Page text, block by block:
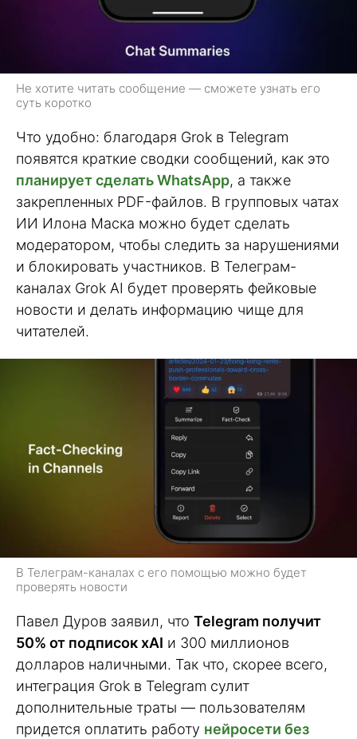
Не хотите читать сообщение — сможете узнать его
суть коротко
Что удобно: благодаря Grok в Telegram
появятся краткие сводки сообщений, как это
планирует сделать WhatsApp, а также
закрепленных PDF-файлов. В групповых чатах
ИИ Илона Маска можно будет сделать
модератором, чтобы следить за нарушениями
и блокировать участников. В Телеграм-
каналах Grok AI будет проверять фейковые
новости и делать информацию чище для
читателей.
В Телеграм-каналах с его помощью можно будет
проверять новости
Павел Дуров заявил, что Telegram получит
50% от подписок xAI и 300 миллионов
долларов наличными. Так что, скорее всего,
интеграция Grok в Telegram сулит
дополнительные траты — пользователям
придется оплатить работу нейросети без